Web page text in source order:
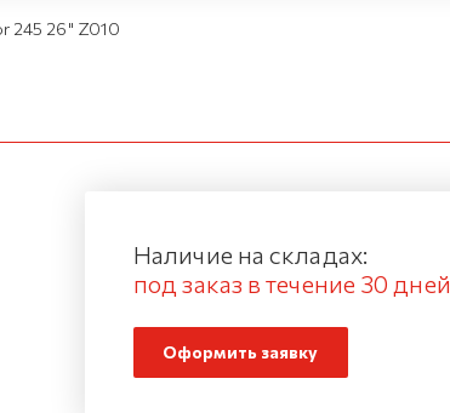
245 26" Z010
Наличие на складах:
под заказ в течение 30 дней
Оформить заявку